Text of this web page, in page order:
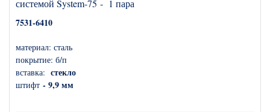
системой System-75 - 1 пара
7531-6410
материал: сталь
покрытие: б/п
вставка: стекло
штифт - 9,9 мм